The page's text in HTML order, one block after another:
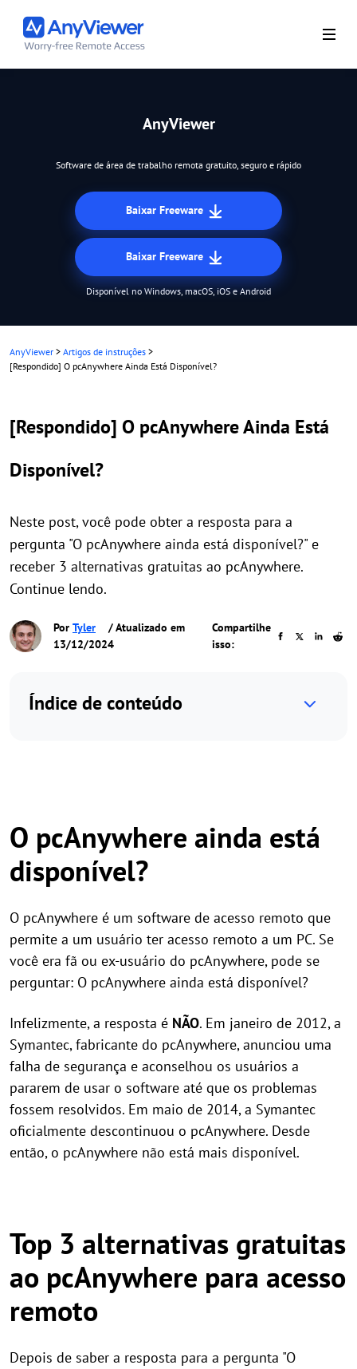
AnyViewer
Software de área de trabalho remota gratuito, seguro e rápido
Baixar Freeware
Baixar Freeware
Disponível no Windows, macOS, iOS e Android
AnyViewer > Artigos de instruções >
[Respondido] O pcAnywhere Ainda Está Disponível?
[Respondido] O pcAnywhere Ainda Está
Disponível?
Neste post, você pode obter a resposta para a
pergunta "O pcAnywhere ainda está disponível?" e
receber 3 alternativas gratuitas ao pcAnywhere.
Continue lendo.
Por Tyler
/ Atualizado em
13/12/2024
Compartilhe
isso:
Índice de conteúdo
O pcAnywhere ainda está
disponível?
O pcAnywhere é um software de acesso remoto que
permite a um usuário ter acesso remoto a um PC. Se
você era fã ou ex-usuário do pcAnywhere, pode se
perguntar: O pcAnywhere ainda está disponível?
Infelizmente, a resposta é NÃO. Em janeiro de 2012, a
Symantec, fabricante do pcAnywhere, anunciou uma
falha de segurança e aconselhou os usuários a
pararem de usar o software até que os problemas
fossem resolvidos. Em maio de 2014, a Symantec
oficialmente descontinuou o pcAnywhere. Desde
então, o pcAnywhere não está mais disponível.
Top 3 alternativas gratuitas
ao pcAnywhere para acesso
remoto
Depois de saber a resposta para a pergunta "O